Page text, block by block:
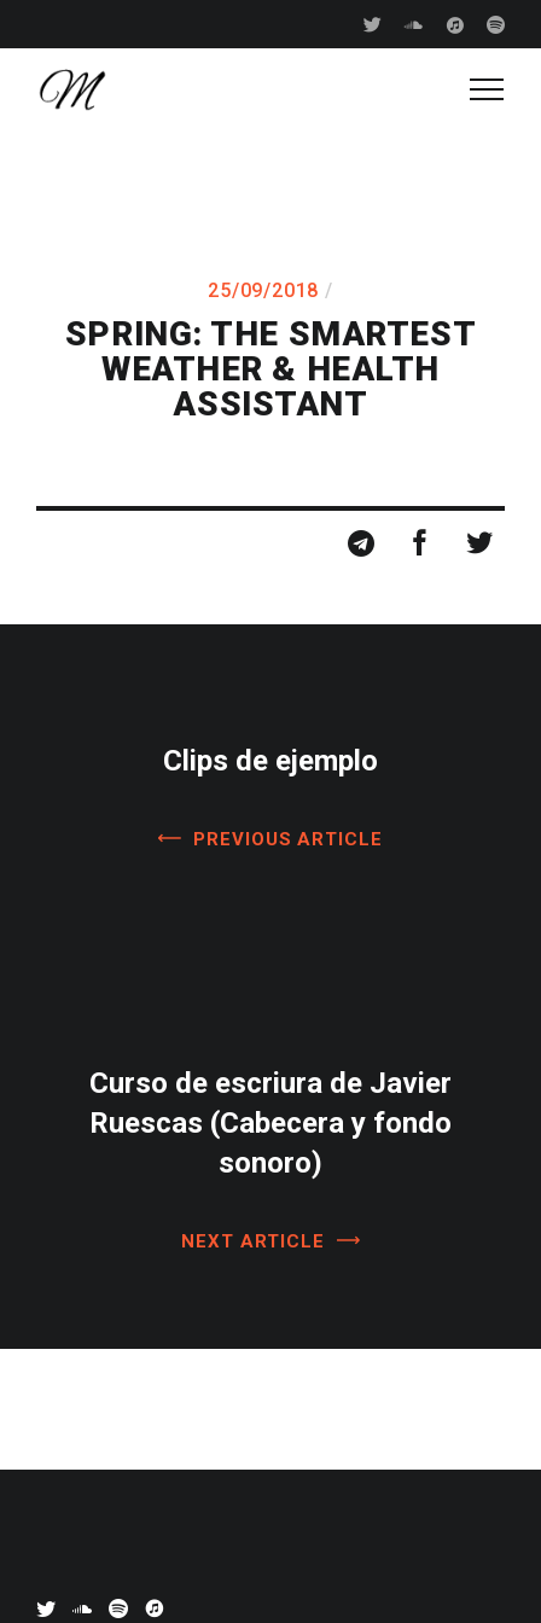
25/09/2018
SPRING: THE SMARTEST
WEATHER & HEALTH
ASSISTANT
Clips de ejemplo
PREVIOUS ARTICLE
Curso de escriura de Javier
Ruescas (Cabecera y fondo
sonoro)
NEXT ARTICLE